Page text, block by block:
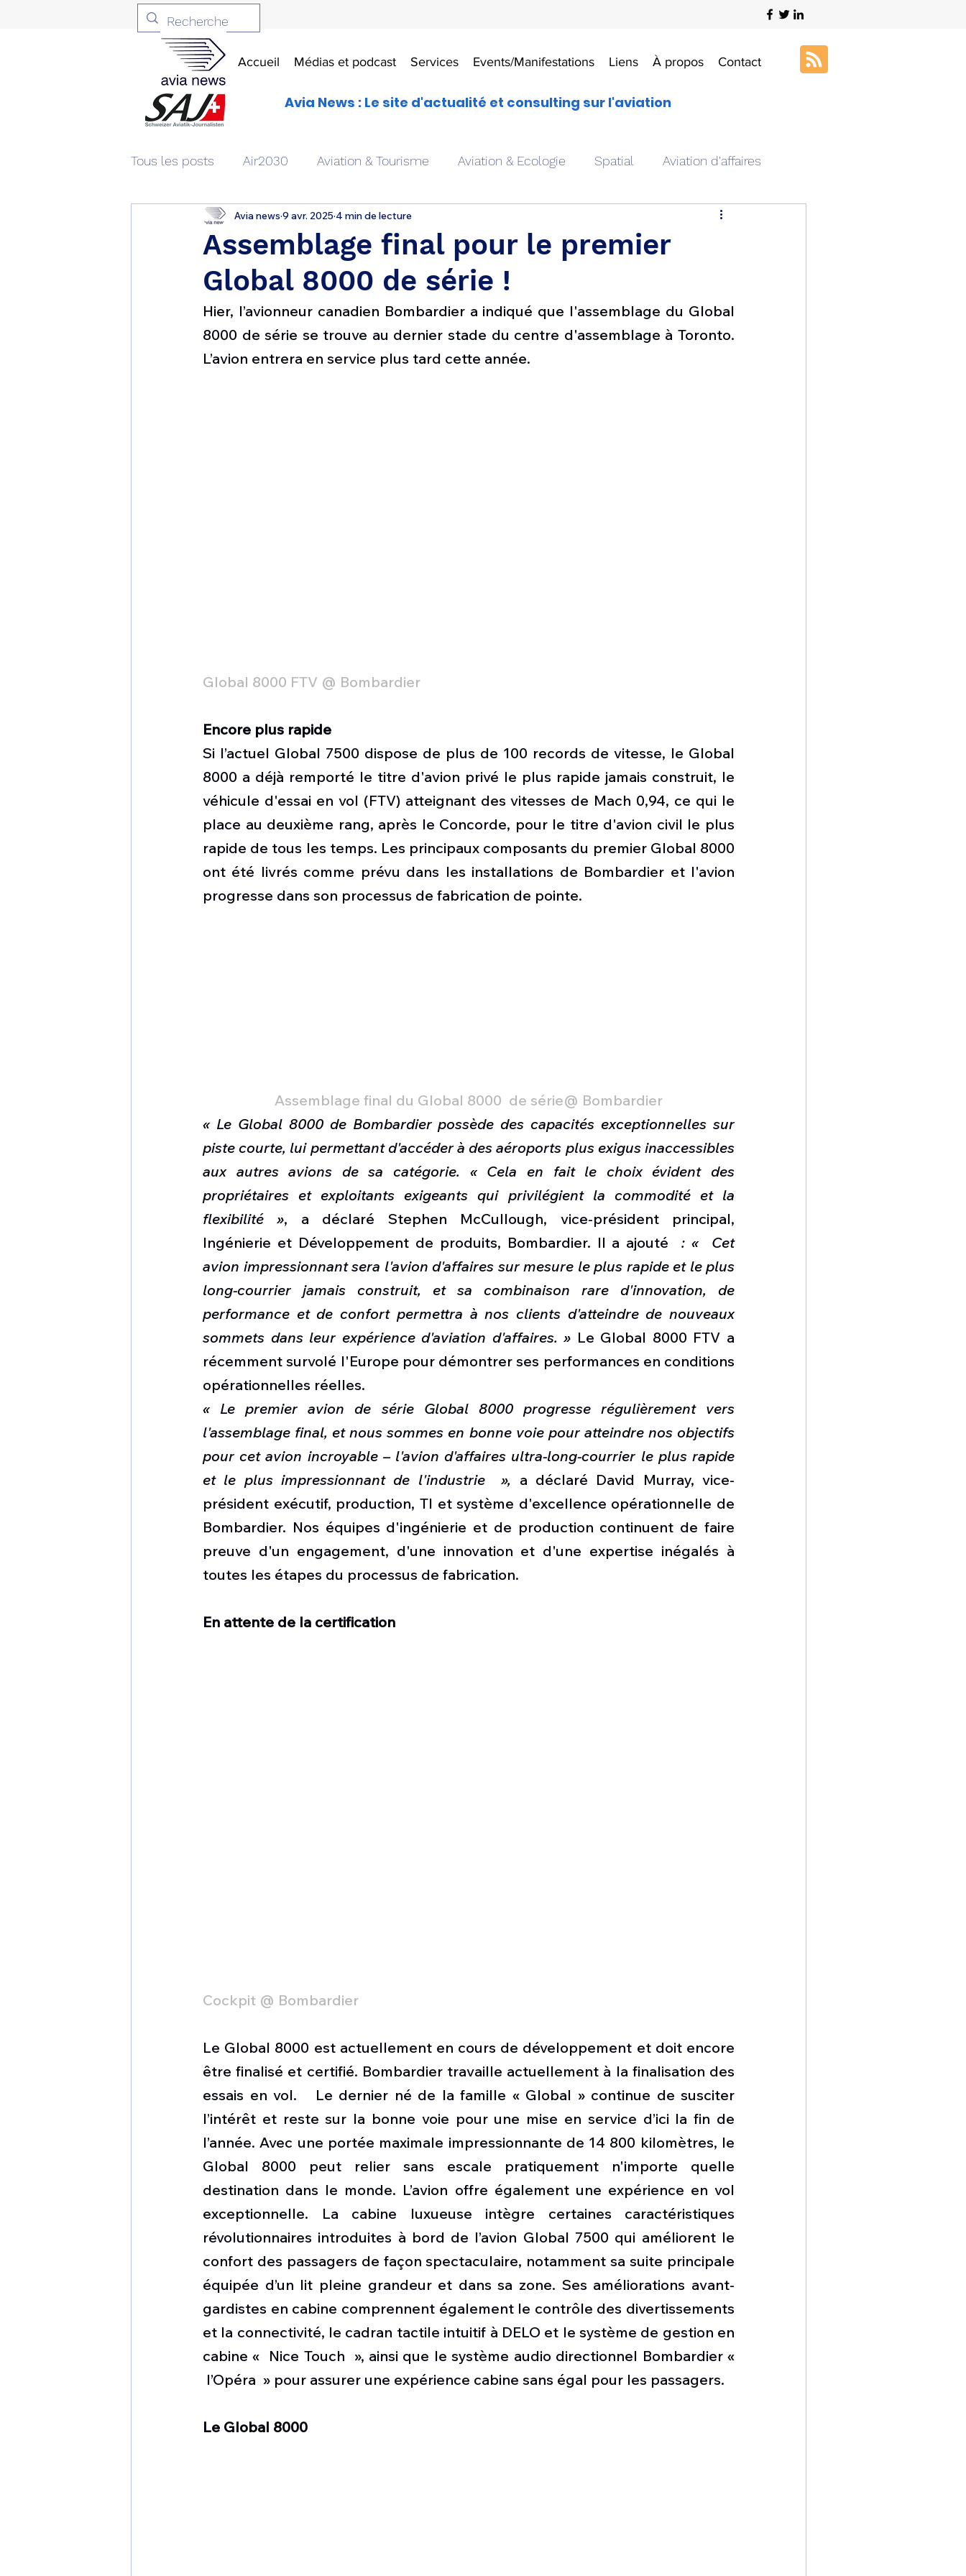
Accueil Médias et podcast Services Events/Manifestations Liens À propos Contact
Avia News : Le site d'actualité et consulting sur l'aviation
Tous les posts Air2030 Aviation & Tourisme Aviation & Ecologie Spatial Aviation d'affaires
Aviation & Défense Livres Drones aériens Art & Aviation
Patrimoine aéronautique Avionique & pilotage Avion expérimental
1 er avril Motorisation Défense sol-air DSA Amphibie Drones Composante ESPACE
Assemblage final pour le premier
Global 8000 de série !
Avia news 9 avr. 2025 4 min de lecture
Hier, l’avionneur canadien Bombardier a indiqué que l'assemblage du Global
8000 de série se trouve au dernier stade du centre d'assemblage à Toronto.
L’avion entrera en service plus tard cette année.
Global 8000 FTV @ Bombardier
Encore plus rapide
Si l’actuel Global 7500 dispose de plus de 100 records de vitesse, le Global
8000 a déjà remporté le titre d'avion privé le plus rapide jamais construit, le
véhicule d'essai en vol (FTV) atteignant des vitesses de Mach 0,94, ce qui le
place au deuxième rang, après le Concorde, pour le titre d'avion civil le plus
rapide de tous les temps. Les principaux composants du premier Global 8000
ont été livrés comme prévu dans les installations de Bombardier et l'avion
progresse dans son processus de fabrication de pointe.
Assemblage final du Global 8000  de série@ Bombardier
« Le Global 8000 de Bombardier possède des capacités exceptionnelles sur
piste courte, lui permettant d'accéder à des aéroports plus exigus inaccessibles
aux autres avions de sa catégorie. « Cela en fait le choix évident des
propriétaires et exploitants exigeants qui privilégient la commodité et la
flexibilité », a déclaré Stephen McCullough, vice-président principal,
Ingénierie et Développement de produits, Bombardier. Il a ajouté : «  Cet
avion impressionnant sera l'avion d'affaires sur mesure le plus rapide et le plus
long-courrier jamais construit, et sa combinaison rare d'innovation, de
performance et de confort permettra à nos clients d'atteindre de nouveaux
sommets dans leur expérience d'aviation d'affaires. » Le Global 8000 FTV a
récemment survolé l'Europe pour démontrer ses performances en conditions
opérationnelles réelles.
« Le premier avion de série Global 8000 progresse régulièrement vers
l'assemblage final, et nous sommes en bonne voie pour atteindre nos objectifs
pour cet avion incroyable – l'avion d'affaires ultra-long-courrier le plus rapide
et le plus impressionnant de l'industrie  », a déclaré David Murray, vice-
président exécutif, production, TI et système d'excellence opérationnelle de
Bombardier. Nos équipes d'ingénierie et de production continuent de faire
preuve d'un engagement, d'une innovation et d'une expertise inégalés à
toutes les étapes du processus de fabrication.
En attente de la certification
Cockpit @ Bombardier
Le Global 8000 est actuellement en cours de développement et doit encore
être finalisé et certifié. Bombardier travaille actuellement à la finalisation des
essais en vol.   Le dernier né de la famille « Global » continue de susciter
l’intérêt et reste sur la bonne voie pour une mise en service d’ici la fin de
l’année. Avec une portée maximale impressionnante de 14 800 kilomètres, le
Global 8000 peut relier sans escale pratiquement n'importe quelle
destination dans le monde. L’avion offre également une expérience en vol
exceptionnelle. La cabine luxueuse intègre certaines caractéristiques
révolutionnaires introduites à bord de l’avion Global 7500 qui améliorent le
confort des passagers de façon spectaculaire, notamment sa suite principale
équipée d’un lit pleine grandeur et dans sa zone. Ses améliorations avant-
gardistes en cabine comprennent également le contrôle des divertissements
et la connectivité, le cadran tactile intuitif à DELO et le système de gestion en
cabine «  Nice Touch  », ainsi que le système audio directionnel Bombardier «
l’Opéra  » pour assurer une expérience cabine sans égal pour les passagers.
Le Global 8000